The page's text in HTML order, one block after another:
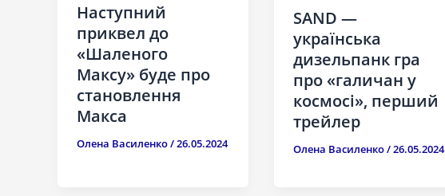
Наступний
приквел до
«Шаленого
Максу» буде про
становлення
Макса
Олена Василенко/26.05.2024
SAND —
українська
дизельпанк гра
про «галичан у
космосі», перший
трейлер
Олена Василенко/26.05.2024